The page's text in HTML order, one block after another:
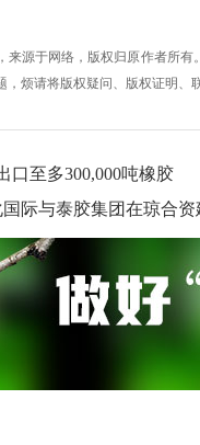
来源于网络，版权归原作者所
烦请将版权疑问、版权证明、
口至多300,000吨橡胶
际与泰胶集团在琼合资